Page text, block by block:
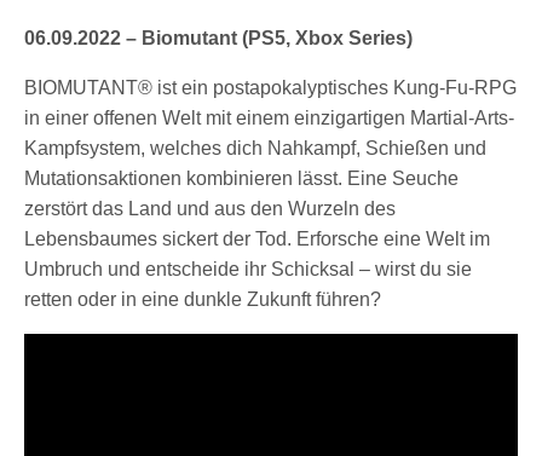
06.09.2022 – Biomutant (PS5, Xbox Series)
BIOMUTANT® ist ein postapokalyptisches Kung-Fu-RPG
in einer offenen Welt mit einem einzigartigen Martial-Arts-
Kampfsystem, welches dich Nahkampf, Schießen und
Mutationsaktionen kombinieren lässt. Eine Seuche
zerstört das Land und aus den Wurzeln des
Lebensbaumes sickert der Tod. Erforsche eine Welt im
Umbruch und entscheide ihr Schicksal – wirst du sie
retten oder in eine dunkle Zukunft führen?